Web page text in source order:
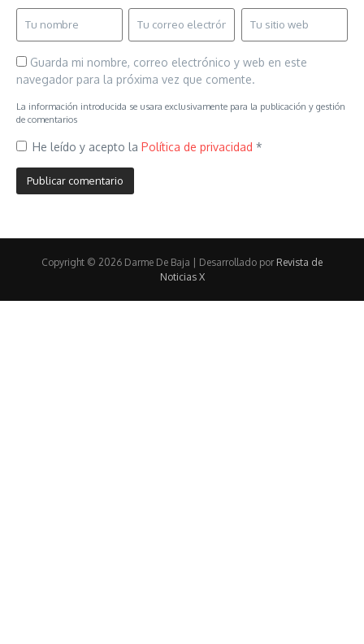
Guarda mi nombre, correo electrónico y web en este
navegador para la próxima vez que comente.
La información introducida se usara exclusivamente para la publicación y gestión
de comentarios
He leído y acepto la Política de privacidad *
Copyright © 2026 Darme De Baja | Desarrollado por Revista de
Noticias X